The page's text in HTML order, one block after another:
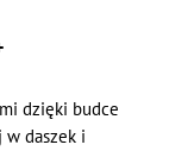
dzięki budce
w daszek i